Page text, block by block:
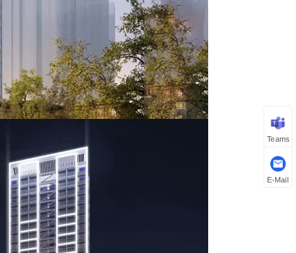
Teams
E-Mail